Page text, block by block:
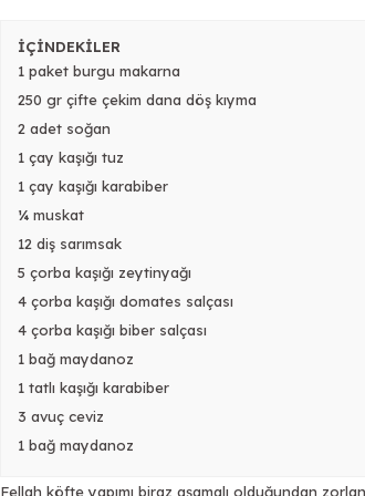
İÇİNDEKİLER
1 paket burgu makarna
250 gr çifte çekim dana döş kıyma
2 adet soğan
1 çay kaşığı tuz
1 çay kaşığı karabiber
¼ muskat
12 diş sarımsak
5 çorba kaşığı zeytinyağı
4 çorba kaşığı domates salçası
4 çorba kaşığı biber salçası
1 bağ maydanoz
1 tatlı kaşığı karabiber
3 avuç ceviz
1 bağ maydanoz
Fellah köfte yapımı biraz aşamalı olduğundan